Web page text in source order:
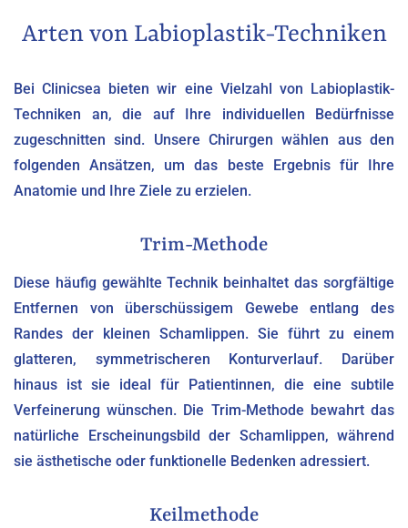
Arten von Labioplastik-Techniken
Bei Clinicsea bieten wir eine Vielzahl von Labioplastik-
Techniken an, die auf Ihre individuellen Bedürfnisse
zugeschnitten sind. Unsere Chirurgen wählen aus den
folgenden Ansätzen, um das beste Ergebnis für Ihre
Anatomie und Ihre Ziele zu erzielen.
Trim-Methode
Diese häufig gewählte Technik beinhaltet das sorgfältige
Entfernen von überschüssigem Gewebe entlang des
Randes der kleinen Schamlippen. Sie führt zu einem
glatteren, symmetrischeren Konturverlauf. Darüber
hinaus ist sie ideal für Patientinnen, die eine subtile
Verfeinerung wünschen. Die Trim-Methode bewahrt das
natürliche Erscheinungsbild der Schamlippen, während
sie ästhetische oder funktionelle Bedenken adressiert.
Keilmethode